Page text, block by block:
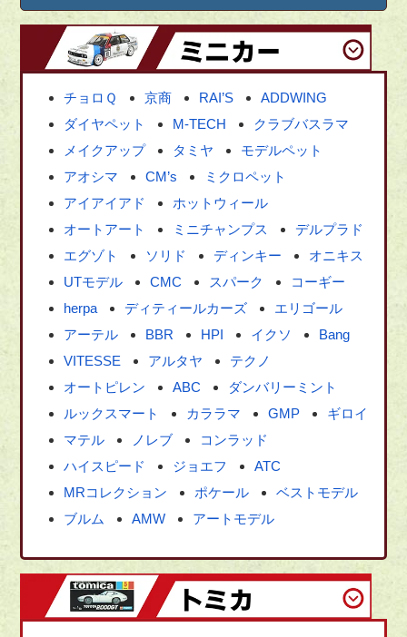
チョロＱ 京商 RAI’S
ADDWING
ダイヤペット
M-TECH
クラブバスラマ
メイクアップ
タミヤ
モデルペット
アオシマ
CM’s
ミクロペット
アイアイアド
ホットウィール
オートアート
ミニチャンプス
デルプラド
エグゾト
ソリド ディンキー
オニキス
UTモデル
CMC スパーク
コーギー
herpa
ディティールカーズ
エリゴール
アーテル
BBR HPI イクソ
Bang
VITESSE
アルタヤ
テクノ
オートピレン
ABC
ダンバリーミント
ルックスマート
カララマ GMP
ギロイ
マテル
ノレブ
コンラッド
ハイスピード
ジョエフ
ATC
MRコレクション
ポケール
ベストモデル
ブルム
AMW アートモデル